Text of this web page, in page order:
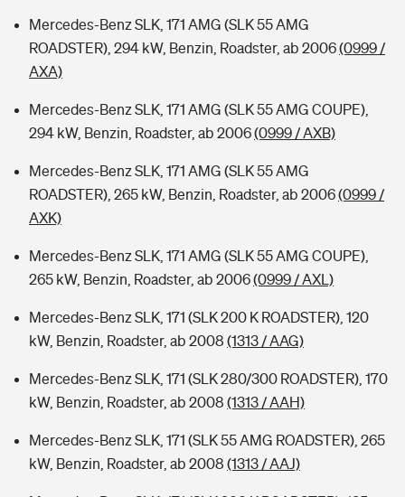
Mercedes-Benz SLK, 171 AMG (SLK 55 AMG
ROADSTER), 294 kW, Benzin, Roadster, ab 2006(0999 /
AXA)
Mercedes-Benz SLK, 171 AMG (SLK 55 AMG COUPE),
294 kW, Benzin, Roadster, ab 2006(0999 / AXB)
Mercedes-Benz SLK, 171 AMG (SLK 55 AMG
ROADSTER), 265 kW, Benzin, Roadster, ab 2006(0999 /
AXK)
Mercedes-Benz SLK, 171 AMG (SLK 55 AMG COUPE),
265 kW, Benzin, Roadster, ab 2006(0999 / AXL)
Mercedes-Benz SLK, 171 (SLK 200 K ROADSTER), 120
kW, Benzin, Roadster, ab 2008 (1313 / AAG)
Mercedes-Benz SLK, 171 (SLK 280/300 ROADSTER), 170
kW, Benzin, Roadster, ab 2008 (1313 / AAH)
Mercedes-Benz SLK, 171 (SLK 55 AMG ROADSTER), 265
kW, Benzin, Roadster, ab 2008 (1313 / AAJ)